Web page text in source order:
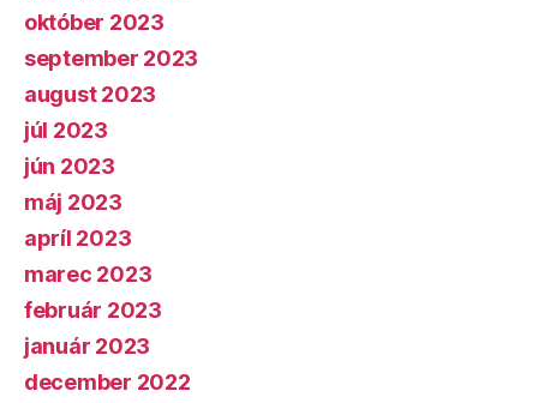
október 2023
september 2023
august 2023
júl 2023
jún 2023
máj 2023
apríl 2023
marec 2023
február 2023
január 2023
december 2022